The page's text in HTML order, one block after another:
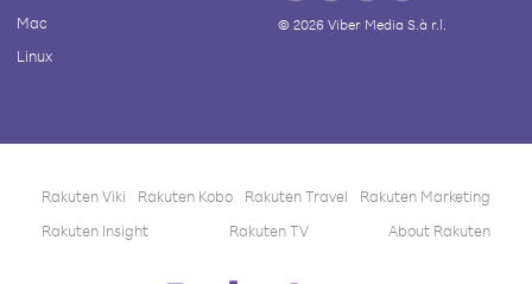
Mac
Linux
© 2026Viber Media S.à r.l.
Rakuten Viki Rakuten Kobo Rakuten Travel
Rakuten Marketing
Rakuten Insight
Rakuten TV About Rakuten